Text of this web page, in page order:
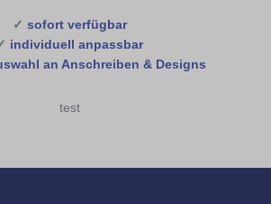
✓ sofort verfügbar
individuell anpassbar
an Anschreiben & Designs
test